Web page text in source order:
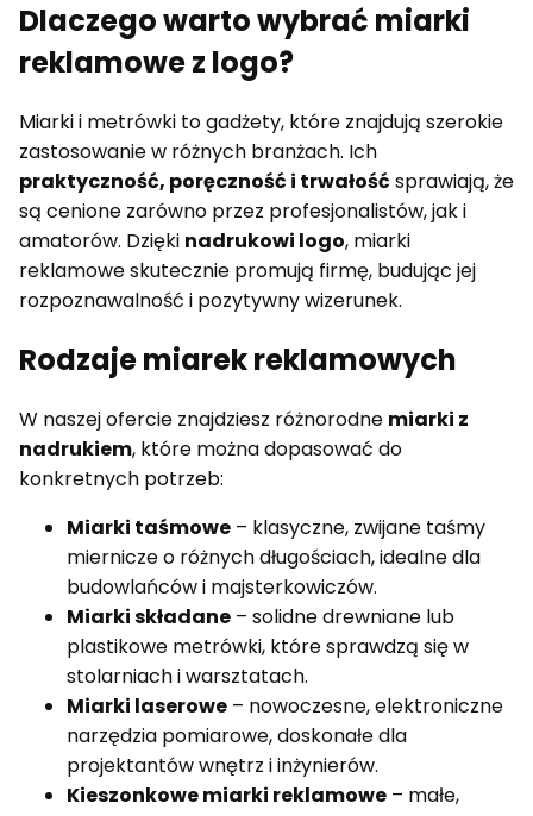
Dlaczego warto wybrać miarki
reklamowe z logo?
Miarki i metrówki to gadżety, które znajdują szerokie
zastosowanie w różnych branżach. Ich
praktyczność, poręczność i trwałość sprawiają, że
są cenione zarówno przez profesjonalistów, jak i
amatorów. Dzięki nadrukowi logo, miarki
reklamowe skutecznie promują firmę, budując jej
rozpoznawalność i pozytywny wizerunek.
Rodzaje miarek reklamowych
W naszej ofercie znajdziesz różnorodne miarki z
nadrukiem, które można dopasować do
konkretnych potrzeb:
Miarki taśmowe – klasyczne, zwijane taśmy
miernicze o różnych długościach, idealne dla
budowlańców i majsterkowiczów.
Miarki składane – solidne drewniane lub
plastikowe metrówki, które sprawdzą się w
stolarniach i warsztatach.
Miarki laserowe – nowoczesne, elektroniczne
narzędzia pomiarowe, doskonałe dla
projektantów wnętrz i inżynierów.
Kieszonkowe miarki reklamowe – małe,